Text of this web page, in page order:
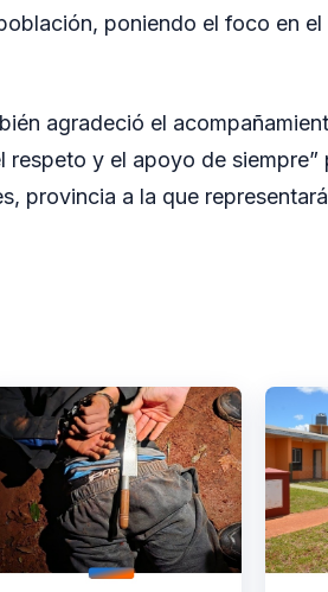
poniendo el foco en
agradeció el
y el apoyo de siempre”
provincia a la que